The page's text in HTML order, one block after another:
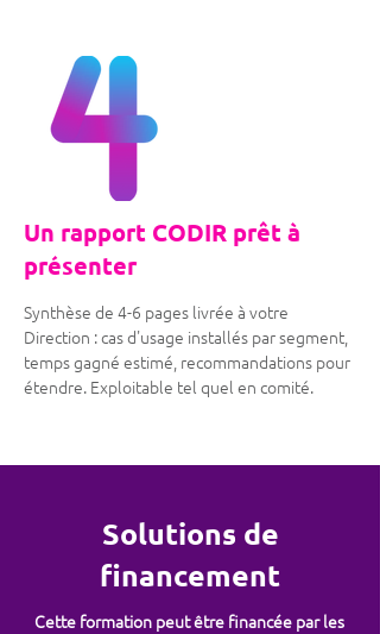
Un rapport CODIR prêt à
présenter
Synthèse de 4-6 pages livrée à votre
Direction : cas d'usage installés par segment,
temps gagné estimé, recommandations pour
étendre. Exploitable tel quel en comité.
Solutions de
financement
Cette formation peut être financée par les